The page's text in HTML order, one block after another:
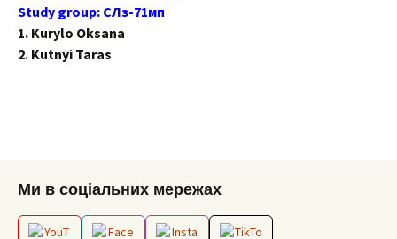
Study group: СЛз-71мп
1. Kurylo Oksana
2. Kutnyi Taras
Ми в соціальних мережах